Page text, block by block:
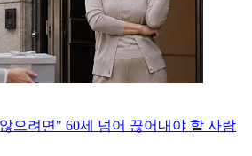
으려면" 60세 넘어 끊어내야 할 사람